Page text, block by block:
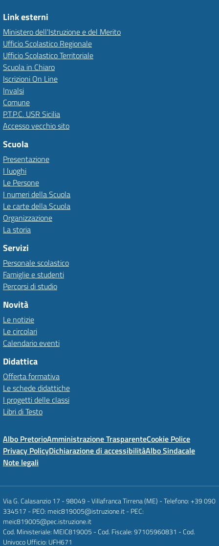
Link esterni
Ministero dell'Istruzione e del Merito
Ufficio Scolastico Regionale
Ufficio Scolastico Territoriale
Scuola in Chiaro
Iscrizioni On Line
Invalsi
Comune
P.T.P.C. USR Sicilia
Accesso vecchio sito
Scuola
Presentazione
I luoghi
Le Persone
I numeri della Scuola
Le carte della Scuola
Organizzazione
La storia
Servizi
Personale scolastico
Famiglie e studenti
Percorsi di studio
Novità
Le notizie
Le circolari
Calendario eventi
Didattica
Offerta formativa
Le schede didattiche
I progetti delle classi
Libri di Testo
Albo PretorioAmministrazione TrasparenteCookie Police
Privacy PolicyDichiarazione di accessibilitàAlbo Sindacale
Note legali
Via G. Calasanzio 17 - 98049 - Villafranca Tirrena (ME) - Telefono: +39 090
334517 - PEO: meic819005@istruzione.it - PEC:
meic819005@pec.istruzione.it
Cod. Ministeriale: MEIC819005 - Cod. Fiscale: 97105960831 - Cod.
Univoco Ufficio: UFH671